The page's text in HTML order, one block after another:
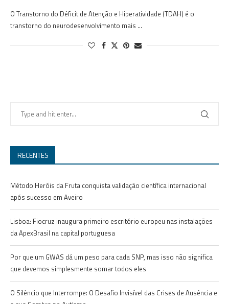
O Transtorno do Déficit de Atenção e Hiperatividade (TDAH) é o
transtorno do neurodesenvolvimento mais …
RECENTES
Método Heróis da Fruta conquista validação científica internacional
após sucesso em Aveiro
Lisboa: Fiocruz inaugura primeiro escritório europeu nas instalações
da ApexBrasil na capital portuguesa
Por que um GWAS dá um peso para cada SNP, mas isso não significa
que devemos simplesmente somar todos eles
O Silêncio que Interrompe: O Desafio Invisível das Crises de Ausência e